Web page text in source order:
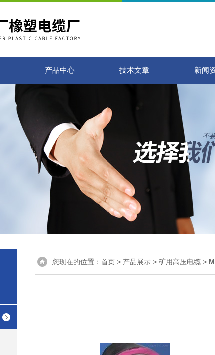
产品中心 技术文章 新闻
您现在的位置： 首页 > 产品展示 > 矿用高压电缆 >